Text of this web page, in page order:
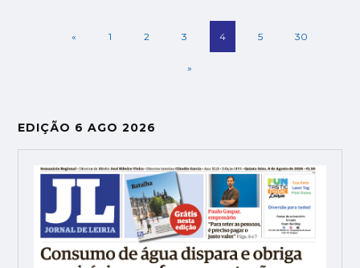
« 1 2 3 4 5 30
»
EDIÇÃO 6 AGO 2026